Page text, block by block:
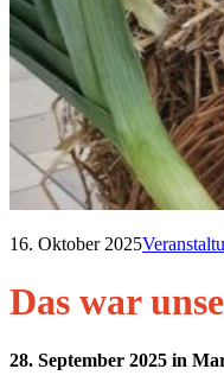
16. Oktober 2025
Das war
28. September 2025 in